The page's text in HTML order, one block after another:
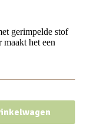
gerimpelde stof
maakt het een